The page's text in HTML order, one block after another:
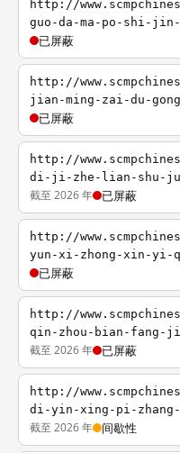
http://
guo-da-ma-po-shi-
已屏蔽
http://
jian-ming-zai-du-
已屏蔽
http://
di-ji-zhe-lian-shu-ju-
截至 2026 年 已屏蔽
http://
yun-xi-zhong-xin-yi-
已屏蔽
http://
qin-zhou-bian-fang-
截至 2026 年 已屏蔽
http://
di-yin-xing-pi-
截至 2026 年 间歇性